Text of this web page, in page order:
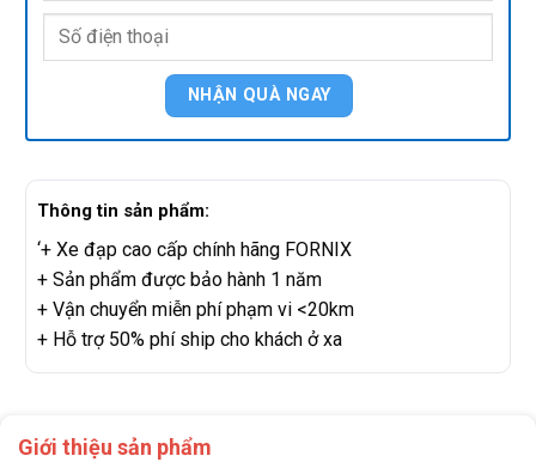
Thông tin sản phẩm:
‘+ Xe đạp cao cấp chính hãng FORNIX
+ Sản phẩm được bảo hành 1 năm
+ Vận chuyển miễn phí phạm vi <20km
+ Hỗ trợ 50% phí ship cho khách ở xa
Giới thiệu sản phẩm